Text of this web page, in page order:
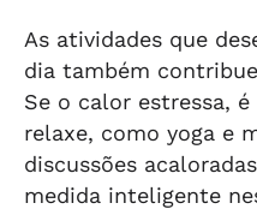
#alagoas #jhc
As atividades que
dia também
Se o calor estressa,
relaxe, como yoga e
discussões
medida inteligente